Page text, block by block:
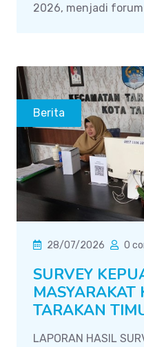
2026, menjadi forum
Berita
28/07/2026 0
SURVEY
MASYARAKAT
TARAKAN
LAPORAN HASIL